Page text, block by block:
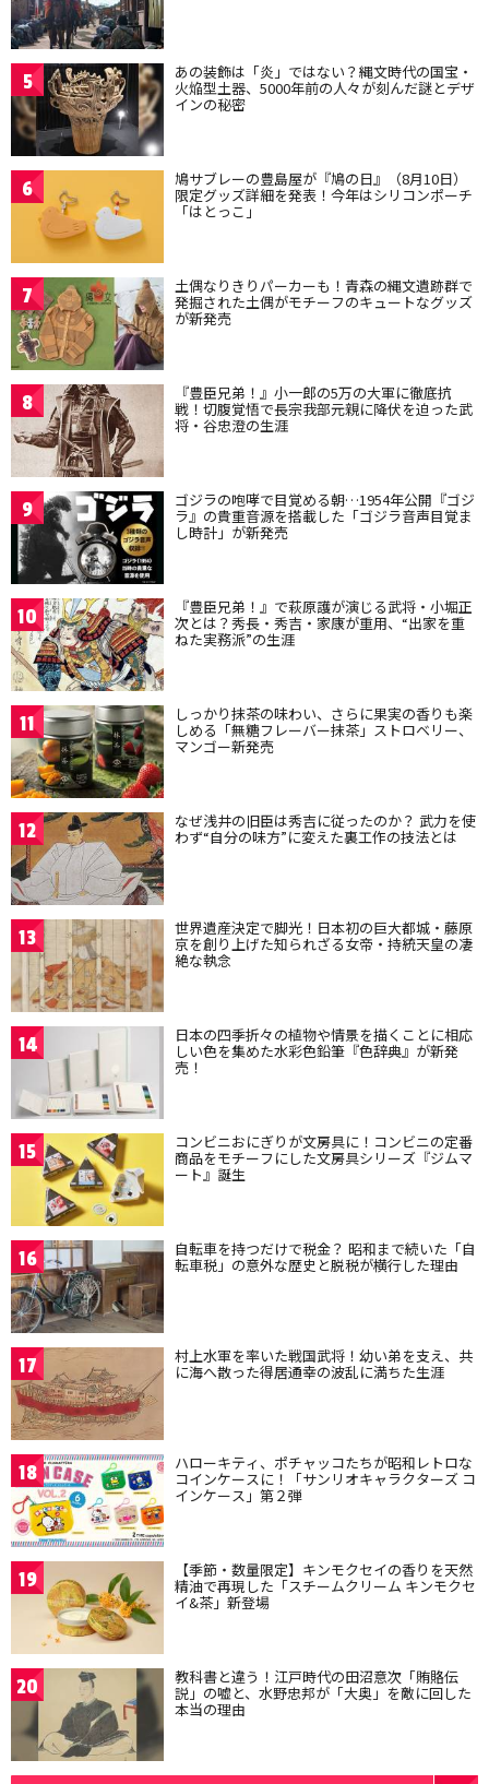
5 あの装飾は「炎」ではない？縄文時代の国宝・
火焔型土器、5000年前の人々が刻んだ謎とデザ
インの秘密
6 鳩サブレーの豊島屋が『鳩の日』（8月10日）
限定グッズ詳細を発表！今年はシリコンポーチ
「はとっこ」
7 土偶なりきりパーカーも！青森の縄文遺跡群で
発掘された土偶がモチーフのキュートなグッズ
が新発売
8 『豊臣兄弟！』小一郎の5万の大軍に徹底抗
戦！切腹覚悟で長宗我部元親に降伏を迫った武
将・谷忠澄の生涯
9 ゴジラの咆哮で目覚める朝…1954年公開『ゴジ
ラ』の貴重音源を搭載した「ゴジラ音声目覚ま
し時計」が新発売
10 『豊臣兄弟！』で萩原護が演じる武将・小堀正
次とは？秀長・秀吉・家康が重用、“出家を重
ねた実務派”の生涯
11 しっかり抹茶の味わい、さらに果実の香りも楽
しめる「無糖フレーバー抹茶」ストロベリー、
マンゴー新発売
12 なぜ浅井の旧臣は秀吉に従ったのか？ 武力を使
わず“自分の味方”に変えた裏工作の技法とは
13 世界遺産決定で脚光！日本初の巨大都城・藤原
京を創り上げた知られざる女帝・持統天皇の凄
絶な執念
14 日本の四季折々の植物や情景を描くことに相応
しい色を集めた水彩色鉛筆『色辞典』が新発
売！
15 コンビニおにぎりが文房具に！コンビニの定番
商品をモチーフにした文房具シリーズ『ジムマ
ート』誕生
16 自転車を持つだけで税金？ 昭和まで続いた「自
転車税」の意外な歴史と脱税が横行した理由
17 村上水軍を率いた戦国武将！幼い弟を支え、共
に海へ散った得居通幸の波乱に満ちた生涯
18 ハローキティ、ポチャッコたちが昭和レトロな
コインケースに！「サンリオキャラクターズ コ
インケース」第２弾
19 【季節・数量限定】キンモクセイの香りを天然
精油で再現した「スチームクリーム キンモクセ
イ&茶」新登場
20 教科書と違う！江戸時代の田沼意次「賄賂伝
説」の嘘と、水野忠邦が「大奥」を敵に回した
本当の理由